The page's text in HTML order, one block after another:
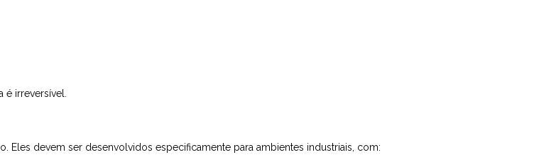
irreversível.
devem ser desenvolvidos especificamente para ambientes industriais, com: